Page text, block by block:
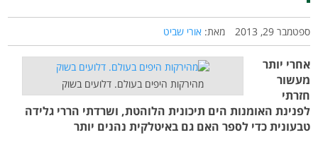
ספטמבר 29, 2013 מאת: אורי שביט
מהירקות היפים בעולם. דלועים בשוק
אחרי יותר
מעשור
חזרתי
לפנינת האומנות הים תיכונית הלוהטת, ושרדתי הררי גלידה
טבעונית כדי לספר האם גם באיטלקית נהנים יותר